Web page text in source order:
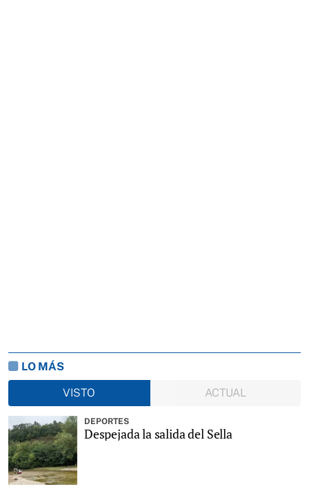
LO MÁS
VISTO
ACTUAL
DEPORTES
Despejada la salida del Sella